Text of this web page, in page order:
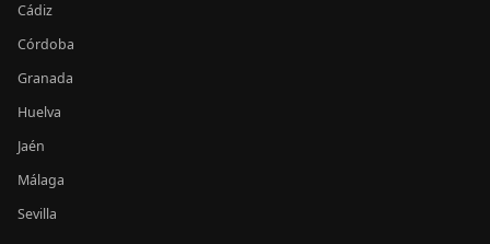
Cádiz
Córdoba
Granada
Huelva
Jaén
Málaga
Sevilla